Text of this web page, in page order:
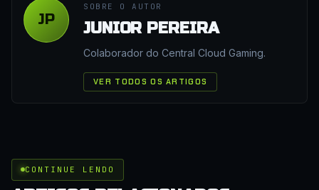
JP
SOBRE O AUTOR
JUNIOR PEREIRA
Colaborador do Central Cloud Gaming.
VER TODOS OS ARTIGOS
CONTINUE LENDO